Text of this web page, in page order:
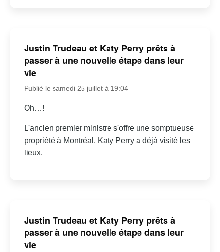
Justin Trudeau et Katy Perry prêts à
passer à une nouvelle étape dans leur
vie
Publié le samedi 25 juillet à 19:04
Oh…!
L'ancien premier ministre s'offre une somptueuse
propriété à Montréal. Katy Perry a déjà visité les
lieux.
Justin Trudeau et Katy Perry prêts à
passer à une nouvelle étape dans leur
vie